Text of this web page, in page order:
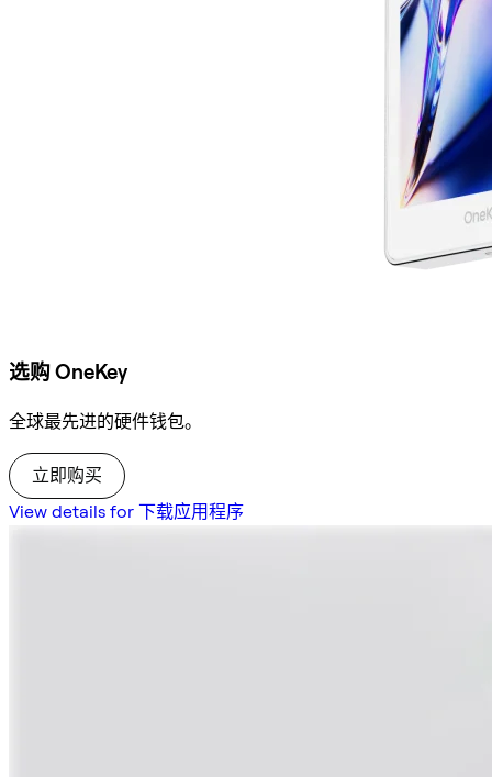
选购 OneKey
全球最先进的硬件钱包。
立即购买
View details for 下载应用程序